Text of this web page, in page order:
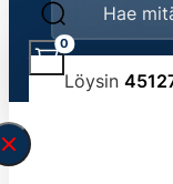
Löysin
typed the
0